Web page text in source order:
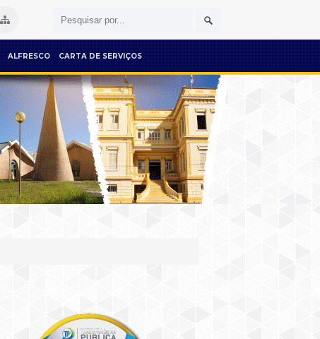
ALFRESCO CARTA DE SERVIÇOS